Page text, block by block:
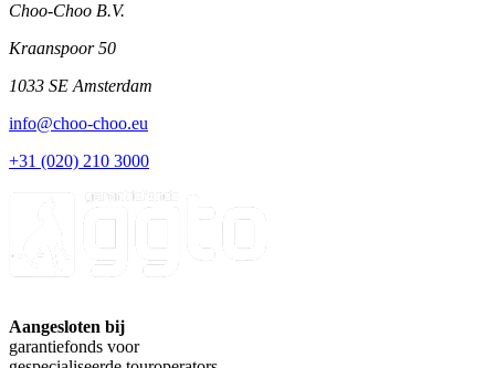
Choo-Choo B.V.
Kraanspoor 50
1033 SE Amsterdam
info@choo-choo.eu
+31 (020) 210 3000
Aangesloten bij
garantiefonds voor